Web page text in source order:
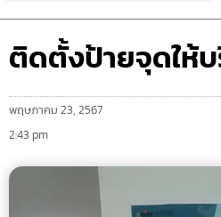
ติดตั้งป้ายจุดให้บ
พฤษภาคม 23, 2567
2:43 pm